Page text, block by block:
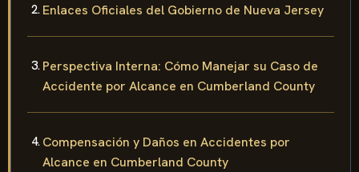
Enlaces Oficiales del Gobierno de Nueva Jersey
Perspectiva Interna: Cómo Manejar su Caso de
Accidente por Alcance en Cumberland County
Compensación y Daños en Accidentes por
Alcance en Cumberland County